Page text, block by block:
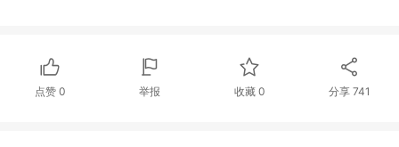
点赞 0 举报 收藏 0 分享 741